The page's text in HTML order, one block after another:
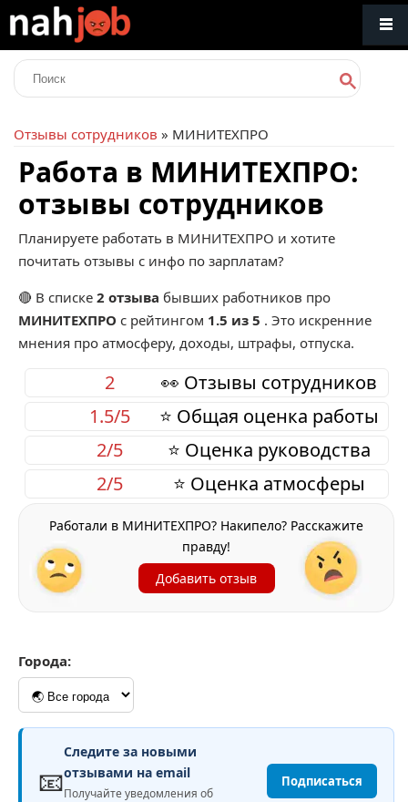
Отзывы сотрудников » МИНИТЕХПРО
Работа в МИНИТЕХПРО:
отзывы сотрудников
Планируете работать в МИНИТЕХПРО и хотите
почитать отзывы с инфо по зарплатам?
🔴 В списке 2 отзыва бывших работников про
МИНИТЕХПРО с рейтингом 1.5 из 5 . Это искренние
мнения про атмосферу, доходы, штрафы, отпуска.
👀 Отзывы сотрудников
2
⭐ Общая оценка работы
1.5/5
⭐ Оценка руководства
2/5
⭐ Оценка атмосферы
2/5
Работали в МИНИТЕХПРО? Накипело? Расскажите
правду!
Добавить отзыв
Города:
📧
Следите за новыми
отзывами на email
Получайте уведомления об
Подписаться